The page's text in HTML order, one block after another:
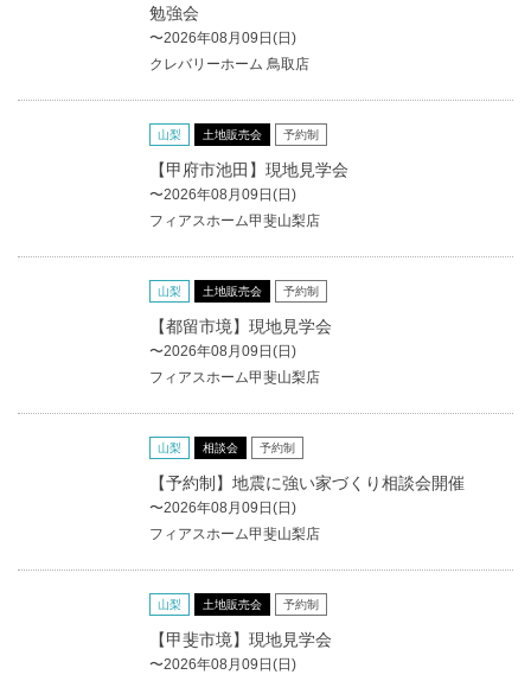
勉強会
〜2026年08月09日(日)
クレバリーホーム 鳥取店
山梨 土地販売会 予約制
【甲府市池田】現地見学会
〜2026年08月09日(日)
フィアスホーム甲斐山梨店
山梨 土地販売会 予約制
【都留市境】現地見学会
〜2026年08月09日(日)
フィアスホーム甲斐山梨店
山梨 相談会 予約制
【予約制】地震に強い家づくり相談会開催
〜2026年08月09日(日)
フィアスホーム甲斐山梨店
山梨 土地販売会 予約制
【甲斐市境】現地見学会
〜2026年08月09日(日)